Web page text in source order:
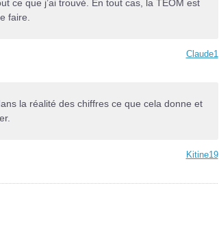
ce que j’ai trouvé. En tout cas, la TEOM est
faire.
Claude1
la réalité des chiffres ce que cela donne et
Kitine19